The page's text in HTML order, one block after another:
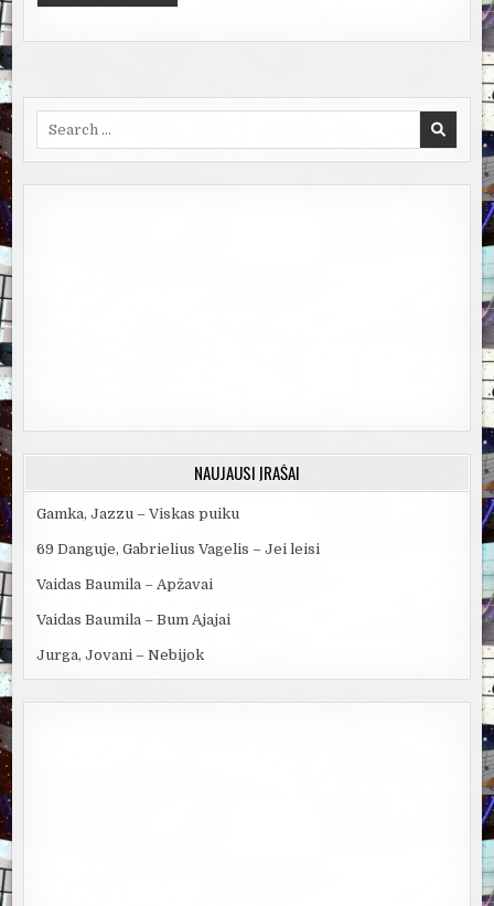
NAUJAUSI ĮRAŠAI
Gamka, Jazzu – Viskas puiku
69 Danguje, Gabrielius Vagelis – Jei leisi
Vaidas Baumila – Apžavai
Vaidas Baumila – Bum Ajajai
Jurga, Jovani – Nebijok